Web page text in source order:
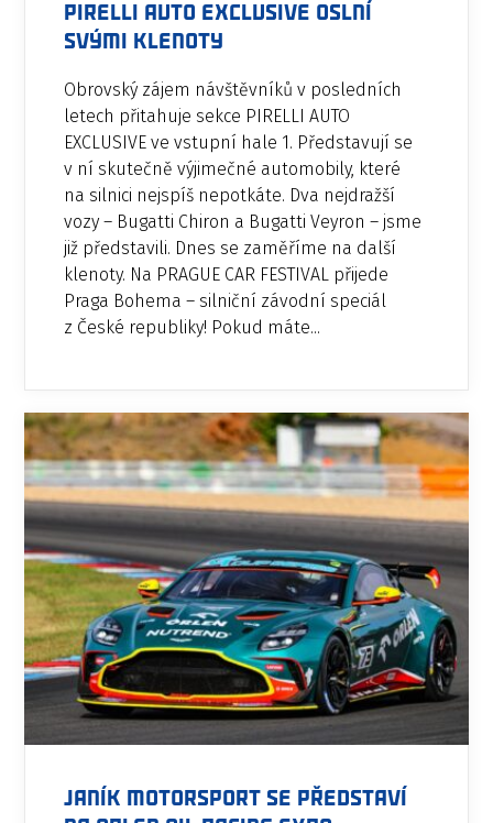
PIRELLI AUTO EXCLUSIVE oslní
svými klenoty
Obrovský zájem návštěvníků v posledních
letech přitahuje sekce PIRELLI AUTO
EXCLUSIVE ve vstupní hale 1. Představují se
v ní skutečně výjimečné automobily, které
na silnici nejspíš nepotkáte. Dva nejdražší
vozy – Bugatti Chiron a Bugatti Veyron – jsme
již představili. Dnes se zaměříme na další
klenoty. Na PRAGUE CAR FESTIVAL přijede
Praga Bohema – silniční závodní speciál
z České republiky! Pokud máte...
Janík Motorsport se představí